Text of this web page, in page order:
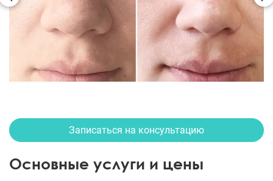
Записаться на консультацию
Основные услуги и цены